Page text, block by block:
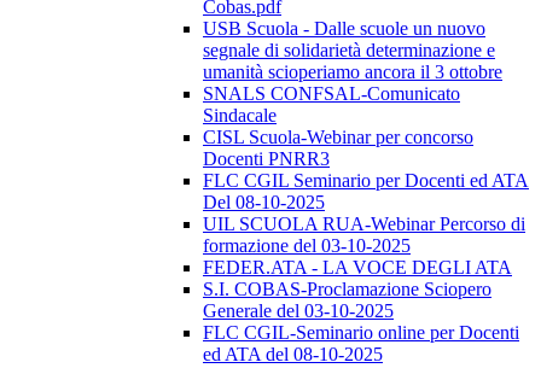
Cobas.pdf
USB Scuola - Dalle scuole un nuovo
segnale di solidarietà determinazione e
umanità scioperiamo ancora il 3 ottobre
SNALS CONFSAL-Comunicato
Sindacale
CISL Scuola-Webinar per concorso
Docenti PNRR3
FLC CGIL Seminario per Docenti ed ATA
Del 08-10-2025
UIL SCUOLA RUA-Webinar Percorso di
formazione del 03-10-2025
FEDER.ATA - LA VOCE DEGLI ATA
S.I. COBAS-Proclamazione Sciopero
Generale del 03-10-2025
FLC CGIL-Seminario online per Docenti
ed ATA del 08-10-2025